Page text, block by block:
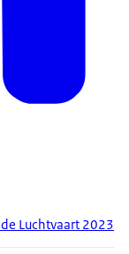
Luchtvaart 2023